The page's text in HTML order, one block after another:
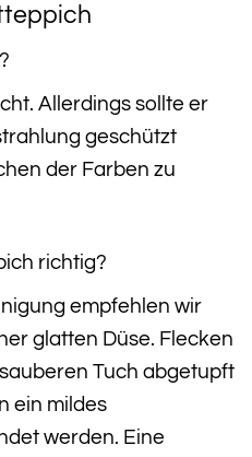
Allerdings sollte er
geschützt
der Farben zu
richtig?
empfehlen wir
glatten Düse. Flecken
Tuch abgetupft
ein mildes
werden. Eine